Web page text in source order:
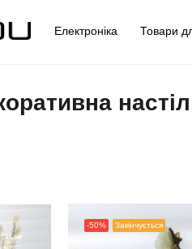
Електроніка Товари
-50% Закінчується